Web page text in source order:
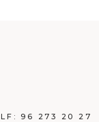
96 273 20 27